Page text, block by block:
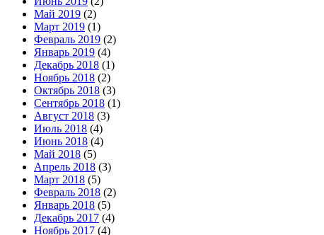
Май 2019 (2)
Март 2019 (1)
Февраль 2019 (2)
Январь 2019 (4)
Декабрь 2018 (1)
Ноябрь 2018 (2)
Октябрь 2018 (3)
Сентябрь 2018 (1)
Август 2018 (3)
Июль 2018 (4)
Июнь 2018 (4)
Май 2018 (5)
Апрель 2018 (3)
Март 2018 (5)
Февраль 2018 (2)
Январь 2018 (5)
Декабрь 2017 (4)
Ноябрь 2017 (4)